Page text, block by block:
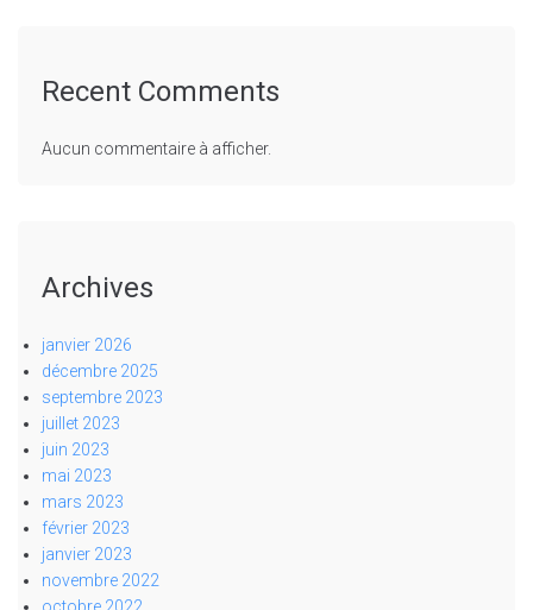
Recent Comments
Aucun commentaire à afficher.
Archives
janvier 2026
décembre 2025
septembre 2023
juillet 2023
juin 2023
mai 2023
mars 2023
février 2023
janvier 2023
novembre 2022